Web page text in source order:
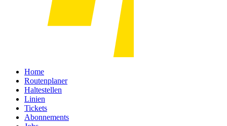
Home
Routenplaner
Haltestellen
Linien
Tickets
Abonnements